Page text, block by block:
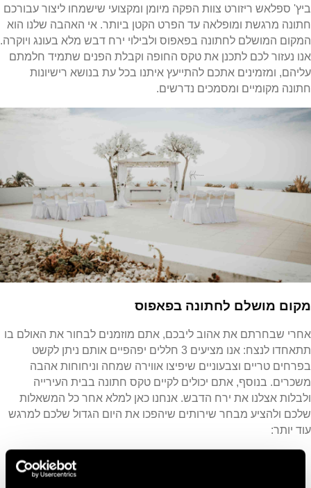
ביץ' ספלאש ריזורט צוות הפקה מיומן ומקצועי שישמחו ליצור עבורכם
חתונה מרגשת ומופלאה עד הפרט הקטן ביותר. אי האהבה שלנו הוא
המקום המושלם לחתונה בפאפוס ולבילוי ירח דבש מלא בעונג ויוקרה.
אנו נעזור לכם לתכנן את טקס החופה וקבלת הפנים שתמיד חלמתם
עליהם, ומזמינים אתכם להתייעץ איתנו בכל עת בנושא רישיונות
חתונה מקומיים ומסמכים נדרשים.
מקום מושלם לחתונה בפאפוס
אחרי שבחרתם את אהוב ליבכם, אתם מוזמנים לבחור את האולם בו
תתאחדו לנצח: אנו מציעים 3 חללים יפהפיים אותם ניתן לקשט
בפרחים טריים וצבעוניים שיפיצו אווירה שמחה וניחוחות אהבה
משכרים. בנוסף, אתם יכולים לקיים טקס חתונה בבית העירייה
ולבלות אצלנו את ירח הדבש. אנחנו כאן למלא אחר כל המשאלות
שלכם ולהציע מבחר שירותים שיהפכו את היום הגדול שלכם למרגש
עוד יותר: